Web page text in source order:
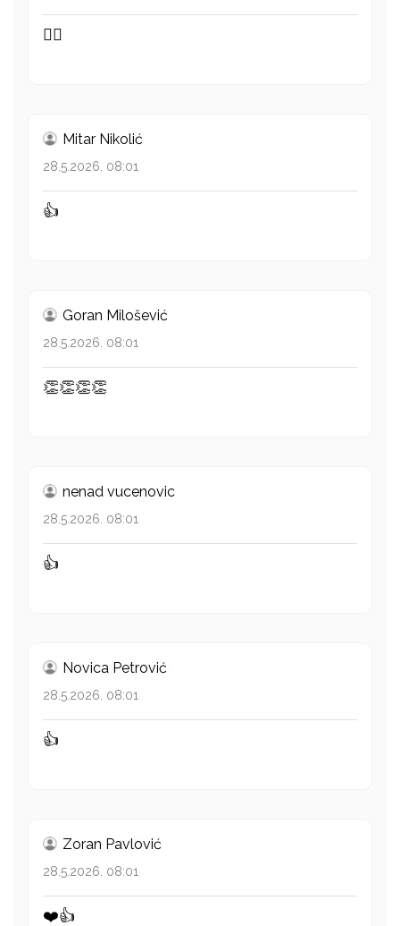
👍🏻
Mitar Nikolić
28.5.2026. 08:01
👍
Goran Milošević
28.5.2026. 08:01
👏👏👏👏
nenad vucenovic
28.5.2026. 08:01
👍
Novica Petrović
28.5.2026. 08:01
👍
Zoran Pavlović
28.5.2026. 08:01
❤️👍